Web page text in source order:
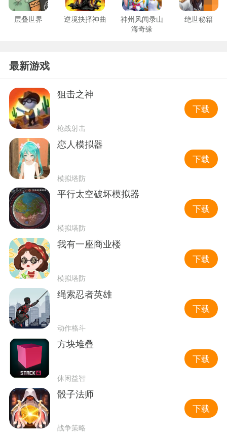
层叠世界 逆境抉择神曲
神州风闻录山
海奇缘
绝世秘籍
最新游戏
狙击之神
枪战射击
下载
恋人模拟器
模拟塔防
下载
平行太空破坏模拟器
模拟塔防
下载
我有一座商业楼
模拟塔防
下载
绳索忍者英雄
动作格斗
下载
方块堆叠
休闲益智
下载
骰子法师
战争策略
下载